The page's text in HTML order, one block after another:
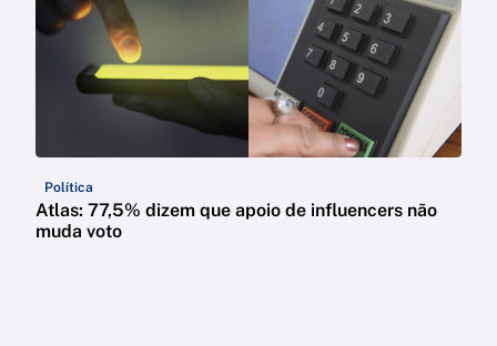
Política
Atlas: 77,5% dizem que apoio de influencers não
muda voto